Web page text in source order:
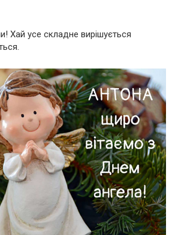
Хай усе складне вирішується